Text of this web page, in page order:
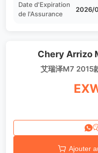
Date d'Expiration
de l'Assurance
2026/
Chery Arrizo
艾瑞泽M7 2015
Ajouter